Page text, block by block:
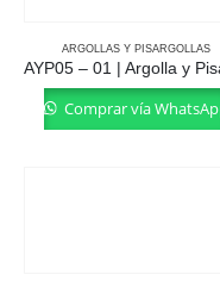
ARGOLLAS Y PISARGOLLAS
Comprar vía